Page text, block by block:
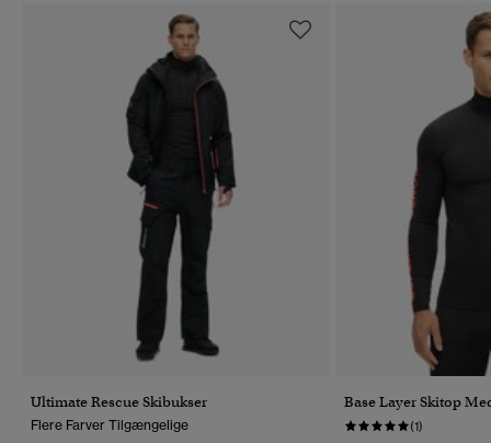
Ultimate Rescue Skibukser
Flere Farver Tilgængelige
Base Layer Skitop
(1)